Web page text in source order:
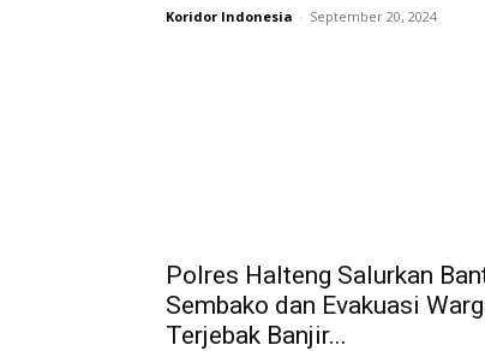
Koridor Indonesia - September 20, 2024
Polres Halteng Salurkan
Sembako dan Evakuasi
Terjebak Banjir...